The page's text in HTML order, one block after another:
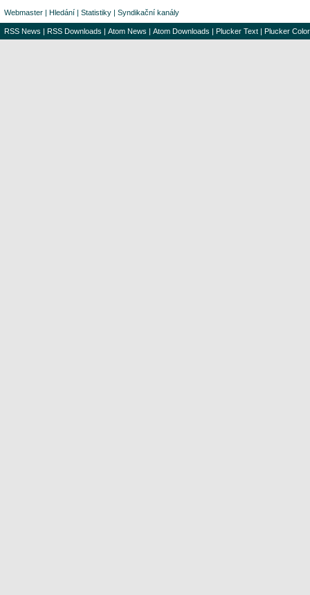
Webmaster | Hledání | Statistiky | Syndikační kanály
RSS News | RSS Downloads | Atom News | Atom Downloads | Plucker Text | Plucker Color